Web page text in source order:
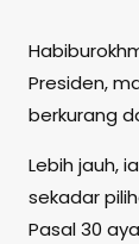
Presiden,
berkurang
Lebih jauh,
sekadar
Pasal 30